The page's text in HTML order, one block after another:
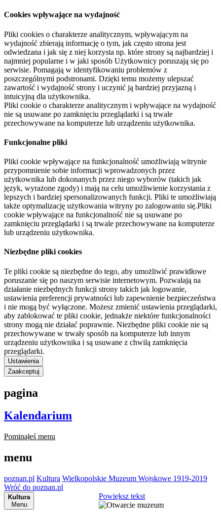
Cookies wpływające na wydajność
Pliki cookies o charakterze analitycznym, wpływającym na
wydajność zbierają informację o tym, jak często strona jest
odwiedzana i jak się z niej korzysta np. które strony są najbardziej i
najmniej popularne i w jaki sposób Użytkownicy poruszają się po
serwisie. Pomagają w identyfikowaniu problemów z
poszczególnymi podstronami. Dzięki temu możemy ulepszać
zawartość i wydajność strony i uczynić ją bardziej przyjazną i
intuicyjną dla użytkownika.
Pliki cookie o charakterze analitycznym i wpływające na wydajność
nie są usuwane po zamknięciu przeglądarki i są trwale
przechowywane na komputerze lub urządzeniu użytkownika.
Funkcjonalne pliki
Pliki cookie wpływające na funkcjonalność umożliwiają witrynie
przypomnienie sobie informacji wprowadzonych przez
użytkownika lub dokonanych przez niego wyborów (takich jak
język, wyrażone zgody) i mają na celu umożliwienie korzystania z
lepszych i bardziej spersonalizowanych funkcji. Pliki te umożliwiają
także optymalizację użytkowania witryny po zalogowaniu się.Pliki
cookie wpływające na funkcjonalność nie są usuwane po
zamknięciu przeglądarki i są trwale przechowywane na komputerze
lub urządzeniu użytkownika.
Niezbędne pliki cookies
Te pliki cookie są niezbędne do tego, aby umożliwić prawidłowe
poruszanie się po naszym serwisie internetowym. Pozwalają na
działanie niezbędnych funkcji strony takich jak logowanie,
ustawienia preferencji prywatności lub zapewnienie bezpieczeństwa
i nie mogą być wyłączone. Możesz zmienić ustawienia przeglądarki,
aby zablokować te pliki cookie, jednakże niektóre funkcjonalności
strony mogą nie działać poprawnie. Niezbędne pliki cookie nie są
przechowywane w trwały sposób na komputerze lub innym
urządzeniu użytkownika i są usuwane z chwilą zamknięcia
przeglądarki.
Ustawienia
Zaakceptuj
pagina
Kalendarium
Pominąłeś menu
menu
poznan.pl Kultura Wielkopolskie Muzeum Wojskowe 1919-2019
Wróć do poznan.pl
Kultura
Menu
Powiększ tekst